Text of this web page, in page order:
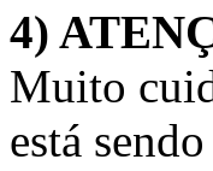
4)
Muito
está